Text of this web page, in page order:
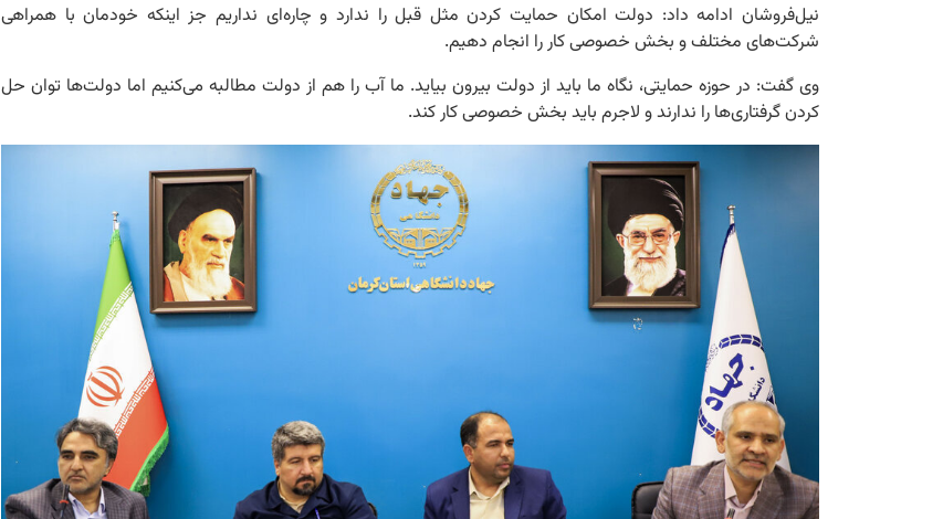
نیل‌فروشان ادامه داد: دولت امکان حمایت کردن مثل قبل را ندارد و چاره‌ای نداریم جز اینکه خودمان با همراهی
شرکت‌های مختلف و بخش خصوصی کار را انجام دهیم.
وی گفت: در حوزه حمایتی، نگاه ما باید از دولت بیرون بیاید. ما آب را هم از دولت مطالبه می‌کنیم اما دولت‌ها توان حل
کردن گرفتاری‌ها را ندارند و لاجرم باید بخش خصوصی کار کند.